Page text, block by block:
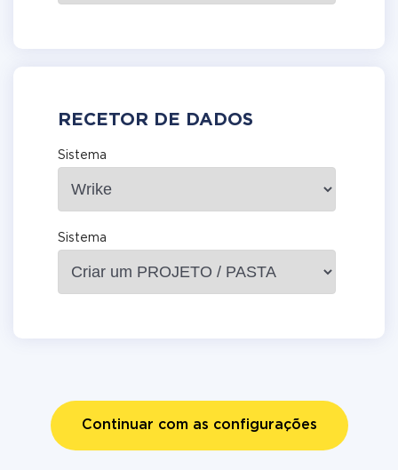
RECETOR DE DADOS
Sistema
Sistema
Continuar com as configurações